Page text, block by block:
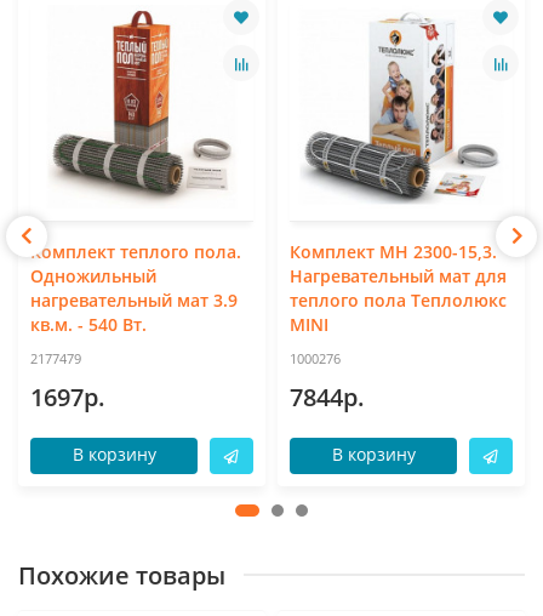
Комплект теплого пола.
Одножильный
нагревательный мат 3.9
кв.м. - 540 Вт.
2177479
1697р.
В корзину
Комплект МН 2300-15,3.
Нагревательный мат для
теплого пола Теплолюкс
MINI
1000276
7844р.
В корзину
Похожие товары